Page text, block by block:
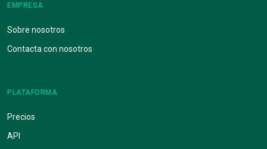
EMPRESA
Sobre nosotros
Contacta con nosotros
PLATAFORMA
Precios
API